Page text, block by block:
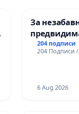
За
учебния
на
204 подписи
204 Подписи
6 Aug 2026